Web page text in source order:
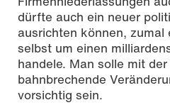
dürfte auch ein neuer
ausrichten können, zumal
selbst um einen
handele. Man solle mit
bahnbrechende
vorsichtig sein.